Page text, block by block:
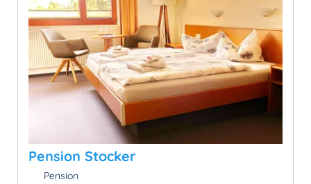
Pension Stocker
Pension